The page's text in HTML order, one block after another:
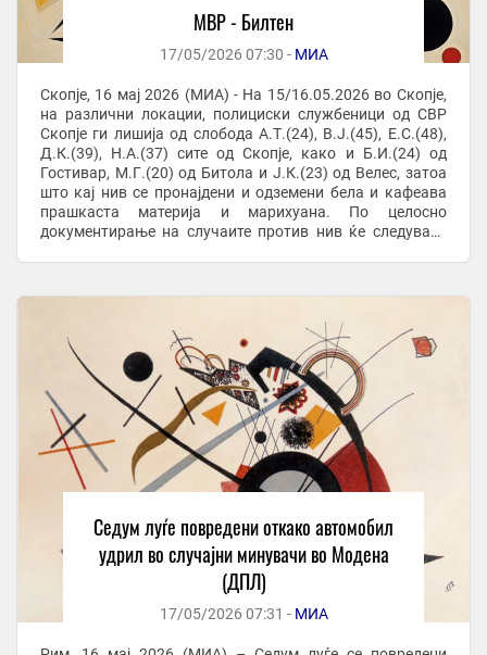
МВР - Билтен
17/05/2026 07:30 - МИА
Скопје, 16 мај 2026 (МИА) - На 15/16.05.2026 во Скопје,
на различни локации, полициски службеници од СВР
Скопје ги лишија од слобода А.Т.(24), В.Ј.(45), Е.С.(48),
Д.К.(39), Н.А.(37) сите од Скопје, како и Б.И.(24) од
Гостивар, М.Г.(20) од Битола и Ј.К.(23) од Велес, затоа
што кај нив се пронајдени и одземени бела и кафеава
прашкаста материја и марихуана. По целосно
документирање на случаите против нив ќе следуваат
Седум луѓе повредени откако автомобил
удрил во случајни минувачи во Модена
(ДПЛ)
17/05/2026 07:31 - МИА